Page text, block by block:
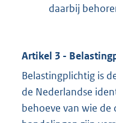
daarbij
Artikel 3 -
Belastingplichtig is
de Nederlandse
behoeve van wie de